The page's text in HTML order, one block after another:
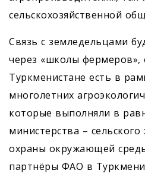
сельскохозяйственной
Связь с земледельцами
через «школы фермеров»,
Туркменистане есть в
многолетних
которые выполняли в
министерства – сельского
охраны окружающей
партнёры ФАО в